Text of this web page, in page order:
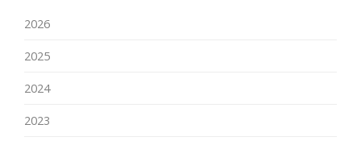
2026
2025
2024
2023